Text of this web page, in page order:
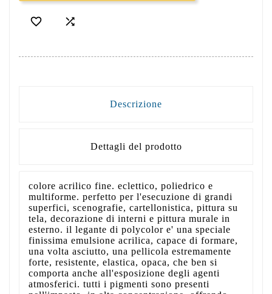
 
Descrizione
Dettagli del prodotto
colore acrilico fine. eclettico, poliedrico e
multiforme. perfetto per l'esecuzione di grandi
superfici, scenografie, cartellonistica, pittura su
tela, decorazione di interni e pittura murale in
esterno. il legante di polycolor e' una speciale
finissima emulsione acrilica, capace di formare,
una volta asciutto, una pellicola estremamente
forte, resistente, elastica, opaca, che ben si
comporta anche all'esposizione degli agenti
atmosferici. tutti i pigmenti sono presenti